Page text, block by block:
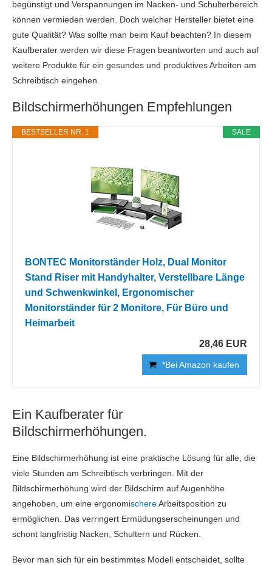
begünstigt und Verspannungen im Nacken- und Schulterbereich
können vermieden werden. Doch welcher Hersteller bietet eine
gute Qualität? Was sollte man beim Kauf beachten? In diesem
Kaufberater werden wir diese Fragen beantworten und auch auf
weitere Produkte für ein gesundes und produktives Arbeiten am
Schreibtisch eingehen.
Bildschirmerhöhungen Empfehlungen
SALE
BESTSELLER NR. 1
BONTEC Monitorständer Holz, Dual Monitor
Stand Riser mit Handyhalter, Verstellbare Länge
und Schwenkwinkel, Ergonomischer
Monitorständer für 2 Monitore, Für Büro und
Heimarbeit
28,46 EUR
*Bei Amazon kaufen
Ein Kaufberater für
Bildschirmerhöhungen.
Eine Bildschirmerhöhung ist eine praktische Lösung für alle, die
viele Stunden am Schreibtisch verbringen. Mit der
Bildschirmerhöhung wird der Bildschirm auf Augenhöhe
angehoben, um eine ergonomischereArbeitsposition zu
ermöglichen. Das verringert Ermüdungserscheinungen und
schont langfristig Nacken, Schultern und Rücken.
Bevor man sich für ein bestimmtes Modell entscheidet, sollte